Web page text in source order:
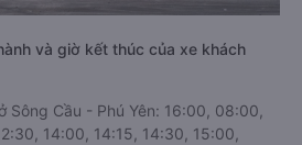
và giờ kết thúc của xe khách
Sông Cầu - Phú Yên: 16:00, 08:00,
14:00, 14:15, 14:30, 15:00,